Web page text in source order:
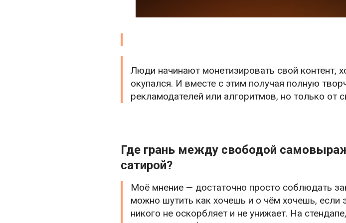
Люди начинают монетизировать свой контент,
окупался. И вместе с этим получая полную
рекламодателей или алгоритмов, но только от
Где грань между свободой
сатирой?
Моё мнение — достаточно просто соблюдать
можно шутить как хочешь и о чём хочешь, если
никого не оскорбляет и не унижает. На